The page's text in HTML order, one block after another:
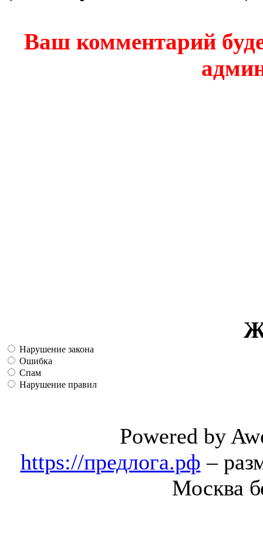
Ваш комментарий
Нарушение закона
Ошибка
Спам
Нарушение правил
Powered by
https://предлога.рф –
Москва